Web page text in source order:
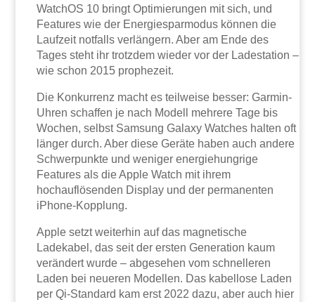
WatchOS 10 bringt Optimierungen mit sich, und
Features wie der Energiesparmodus können die
Laufzeit notfalls verlängern. Aber am Ende des
Tages steht ihr trotzdem wieder vor der Ladestation –
wie schon 2015 prophezeit.
Die Konkurrenz macht es teilweise besser: Garmin-
Uhren schaffen je nach Modell mehrere Tage bis
Wochen, selbst Samsung Galaxy Watches halten oft
länger durch. Aber diese Geräte haben auch andere
Schwerpunkte und weniger energiehungrige
Features als die Apple Watch mit ihrem
hochauflösenden Display und der permanenten
iPhone-Kopplung.
Apple setzt weiterhin auf das magnetische
Ladekabel, das seit der ersten Generation kaum
verändert wurde – abgesehen vom schnelleren
Laden bei neueren Modellen. Das kabellose Laden
per Qi-Standard kam erst 2022 dazu, aber auch hier